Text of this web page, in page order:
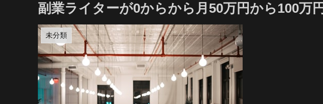
副業ライターが0からから月50万円から100万
未分類